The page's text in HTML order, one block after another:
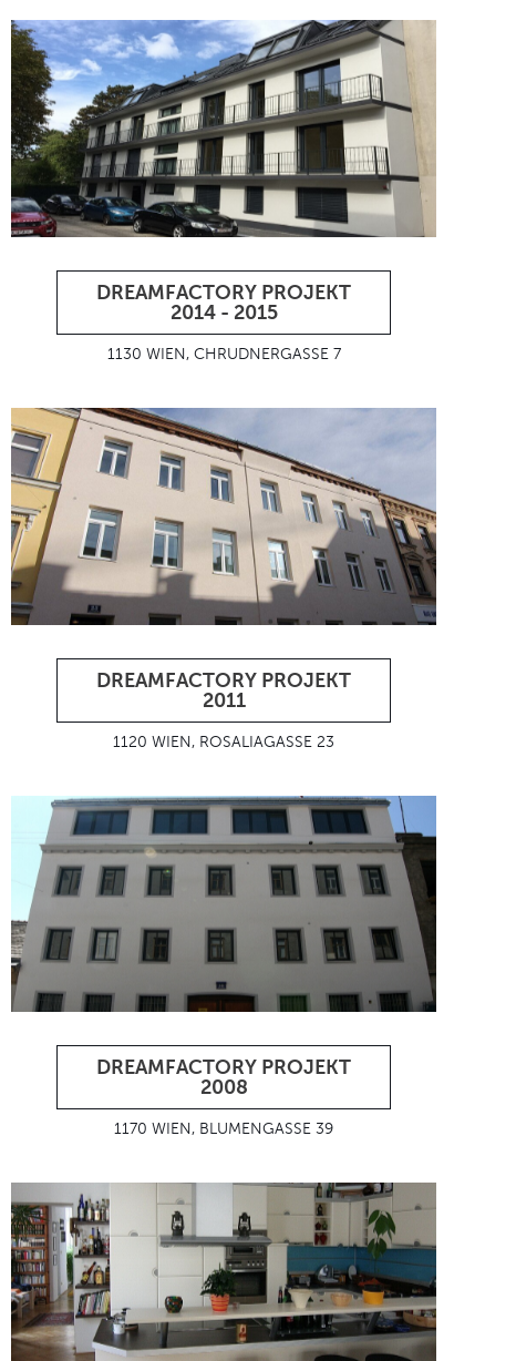
DREAMFACTORY PROJEKT
2014 - 2015
1130 WIEN, CHRUDNERGASSE 7
DREAMFACTORY PROJEKT
2011
1120 WIEN, ROSALIAGASSE 23
DREAMFACTORY PROJEKT
2008
1170 WIEN, BLUMENGASSE 39